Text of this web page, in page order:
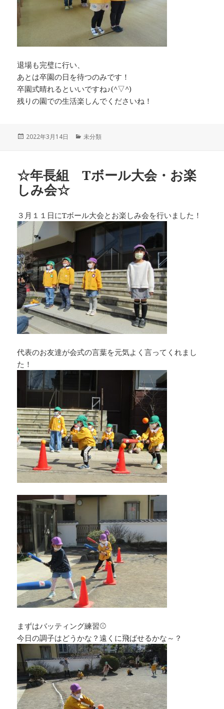
退場も完璧に行い、
あとは卒園の日を待つのみです！
卒園式晴れるといいですね♪(^▽^)
残りの園での生活楽しんでくださいね！
投
2022年3月14日
カ
ー
未分類
☆年長組 Tボール大会・お楽
しみ会☆
３月１１日にTボール大会とお楽しみ会を行いました！
代表のお友達が会式の言葉を元気よく言ってくれまし
た！
まずはバッティング練習⚾
今日の調子はどうかな？遠くに飛ばせるかな～？